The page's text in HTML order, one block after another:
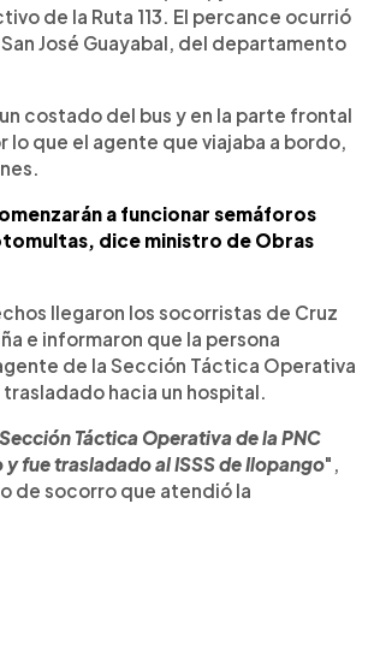
de la Ruta 113. El percance ocurrió
José Guayabal, del departamento
costado del bus y en la parte frontal
lo que el agente que viajaba a bordo,
a funcionar semáforos
dice ministro de Obras
llegaron los socorristas de Cruz
e informaron que la persona
de la Sección Táctica Operativa
hacia un hospital.
Táctica Operativa de la PNC
fue trasladado al ISSS de Ilopango",
de socorro que atendió la